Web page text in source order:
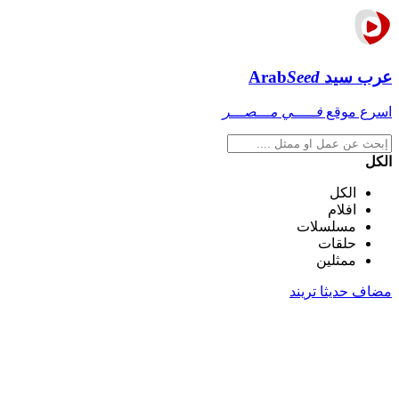
عرب سيد ArabSeed
اسرع موقع فـــــي مـــصـــر
الكل
الكل
افلام
مسلسلات
حلقات
ممثلين
مضاف حديثا تريند